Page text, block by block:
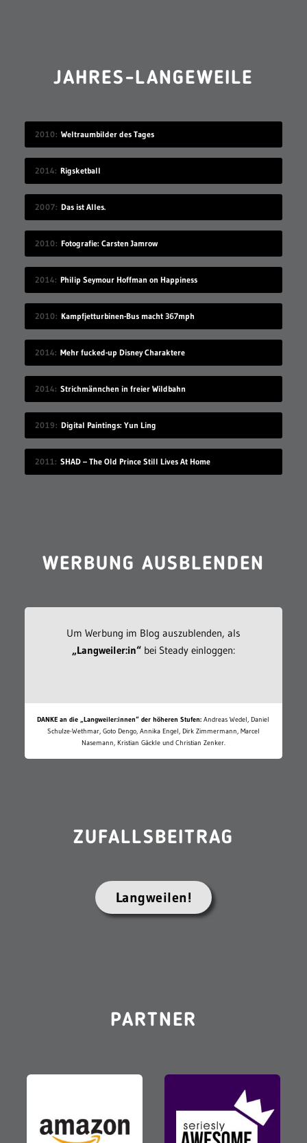
JAHRES-LANGEWEILE
2010 Weltraumbilder des Tages
2014 Rigsketball
2007 Das ist Alles.
2010 Fotografie: Carsten Jamrow
2014 Philip Seymour Hoffman on Happiness
2010 Kampfjetturbinen-Bus macht 367mph
2014 Mehr fucked-up Disney Charaktere
2014 Strichmännchen in freier Wildbahn
2019 Digital Paintings: Yun Ling
2011 SHAD – The Old Prince Still Lives At Home
WERBUNG AUSBLENDEN
Um Werbung im Blog auszublenden, als
„Langweiler:in“bei Steady einloggen:
DANKE an die „Langweiler:innen“ der höheren Stufen: Andreas Wedel, Daniel
Schulze-Wethmar, Goto Dengo, Annika Engel, Dirk Zimmermann, Marcel
Nasemann, Kristian Gäckle und Christian Zenker.
ZUFALLSBEITRAG
Langweilen!
PARTNER